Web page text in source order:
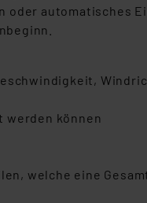
automatisches
werden können
welche eine